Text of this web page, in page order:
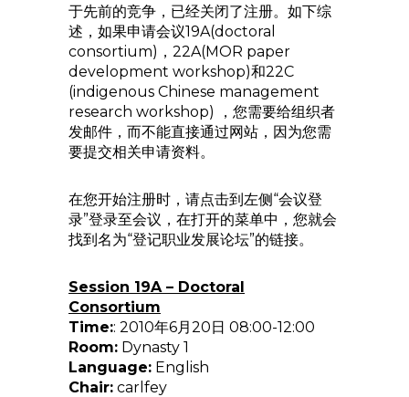
于先前的竞争，已经关闭了注册。如下综
述，如果申请会议19A(doctoral
consortium)，22A(MOR paper
development workshop)和22C
(indigenous Chinese management
research workshop) ，您需要给组织者
发邮件，而不能直接通过网站，因为您需
要提交相关申请资料。
在您开始注册时，请点击到左侧“会议登
录”登录至会议，在打开的菜单中，您就会
找到名为“登记职业发展论坛”的链接。
Session 19A – Doctoral
Consortium
Time:: 2010年6月20日 08:00-12:00
Room: Dynasty 1
Language: English
Chair: carlfey